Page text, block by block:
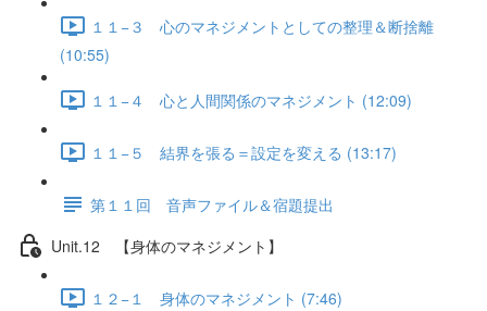
１１−３ 心のマネジメントとしての整理＆断捨離
(10:55)
１１−４ 心と人間関係のマネジメント (12:09)
１１−５ 結界を張る＝設定を変える (13:17)
第１１回 音声ファイル＆宿題提出
Unit.12 【身体のマネジメント】
１２−１ 身体のマネジメント (7:46)